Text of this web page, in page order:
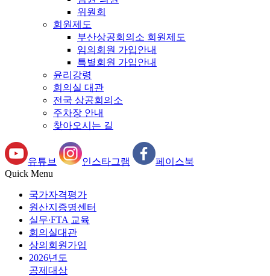
위원회
회원제도
부산상공회의소 회원제도
임의회원 가입안내
특별회원 가입안내
윤리강령
회의실 대관
전국 상공회의소
주차장 안내
찾아오시는 길
유튜브 인스타그램
페이스북
Quick Menu
국가자격평가
원산지증명센터
실무∙FTA 교육
회의실대관
상의회원가입
2026년도
공제대상